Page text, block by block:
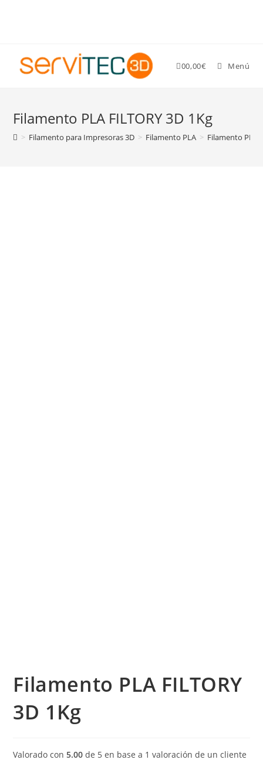
00,00€ Menú
Filamento PLA FILTORY 3D 1Kg
> Filamento para Impresoras 3D > Filamento PLA > Filamento PLA
Filamento PLA FILTORY
3D 1Kg
Valorado con5.00 de 5 en base a 1 valoración de un cliente